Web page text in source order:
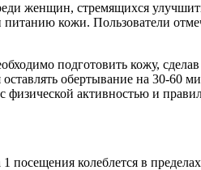
женщин, стремящихся
кожи. Пользователи
подготовить кожу,
обертывание на 30-
активностью и
посещения колеблется в